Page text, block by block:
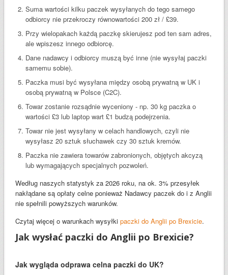
Suma wartości kilku paczek wysyłanych do tego samego
odbiorcy nie przekroczy równowartości 200 zł / £39.
Przy wielopakach każdą paczkę skierujesz pod ten sam adres,
ale wpiszesz innego odbiorcę.
Dane nadawcy i odbiorcy muszą być inne (nie wysyłaj paczki
samemu sobie).
Paczka musi być wysyłana między osobą prywatną w UK i
osobą prywatną w Polsce (C2C).
Towar zostanie rozsądnie wyceniony - np. 30 kg paczka o
wartości £3 lub laptop wart £1 budzą podejrzenia.
Towar nie jest wysyłany w celach handlowych, czyli nie
wysyłasz 20 sztuk słuchawek czy 30 sztuk kremów.
Paczka nie zawiera towarów zabronionych, objętych akcyzą
lub wymagających specjalnych pozwoleń.
Według naszych statystyk za 2026 roku, na ok. 3% przesyłek
nakłądane są opłaty celne ponieważ Nadawcy paczek do i z Anglii
nie spełnili powyższych warunków.
Czytaj więcej o warunkach wysyłki paczki do Anglii po Brexicie.
Jak wysłać paczki do Anglii po Brexicie?
Jak wygląda odprawa celna paczki do UK?